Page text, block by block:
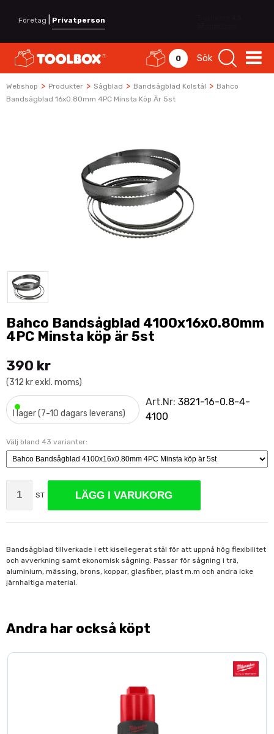
Företag Privatperson
0 Sök
Webshop > Produkter > Sågblad > Bandsågblad Kolstål > Bahco
Bandsågblad 16x0.80mm 4PC Minsta Köp Är 5st
Bahco Bandsågblad 4100x16x0.80mm
4PC Minsta köp är 5st
390 kr
(312 kr exkl. moms)
•I lager (7-10 dagars leverans)
Art.Nr:3821-16-0.8-4-
4100
Välj bland 43 varianter:
ST LÄGG I VARUKORG
Bandsågblad tillverkade i ett kisellegerat stål för att uppnå hög flexibilitet
och avverkning samt ekonomisk sågning. Passar för sågning i trä,
aluminium, mässing, brons, koppar, glasfiber, plast m.m och andra icke
järnhaltiga material.
Andra har också köpt